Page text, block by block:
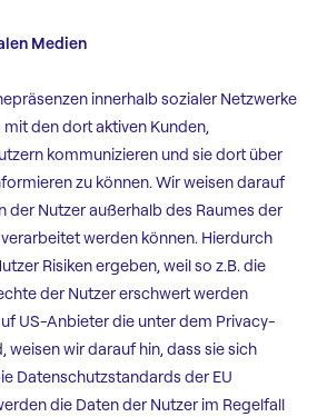
Medien
innerhalb sozialer Netzwerke
den dort aktiven Kunden,
kommunizieren und sie dort über
zu können. Wir weisen darauf
der Nutzer außerhalb des Raumes der
werden können. Hierdurch
Risiken ergeben, weil so z.B. die
der Nutzer erschwert werden
US-Anbieter die unter dem Privacy-
weisen wir darauf hin, dass sie sich
Datenschutzstandards der EU
die Daten der Nutzer im Regelfall